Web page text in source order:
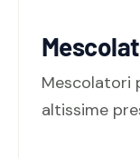
Mescolatori
altissime